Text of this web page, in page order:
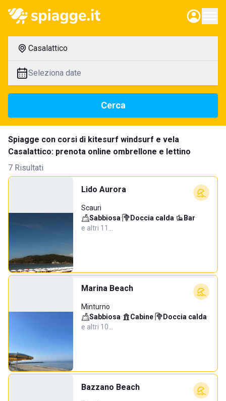
Casalattico
Seleziona date
Cerca
Spiagge con corsi di kitesurf windsurf e vela
Casalattico: prenota online ombrellone e lettino
7 Risultati
Lido Aurora
Scauri
Sabbiosa· Doccia calda· Bar·
e altri 11…
Marina Beach
Minturno
Sabbiosa· Cabine· Doccia calda·
e altri 10…
Bazzano Beach